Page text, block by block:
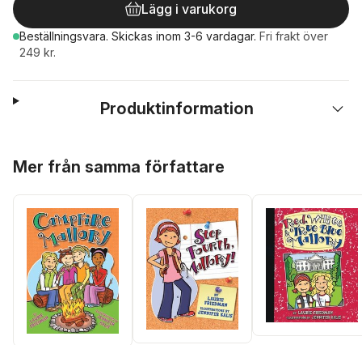
Lägg i varukorg
Beställningsvara. Skickas inom 3-6 vardagar. Fri frakt över
249 kr.
Produktinformation
Mer från samma författare